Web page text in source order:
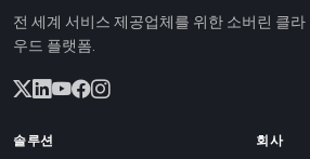
전 세계 서비스 제공업체를 위한 소버린 클라
우드 플랫폼.
솔루션 회사